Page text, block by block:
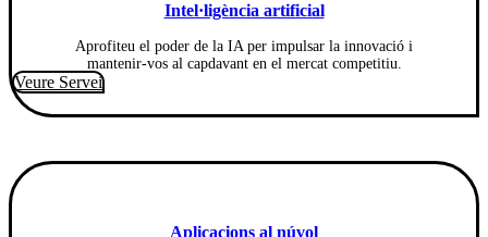
Intel·ligència artificial
Aprofiteu el poder de la IA per impulsar la innovació i
mantenir-vos al capdavant en el mercat competitiu.
Veure Servei
Aplicacions al núvol